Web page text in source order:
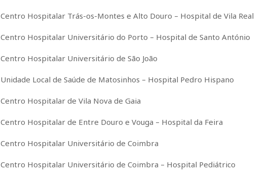
Centro Hospitalar Trás-os-Montes e Alto Douro – Hospital de Vila Real
Centro Hospitalar Universitário do Porto – Hospital de Santo António
Centro Hospitalar Universitário de São João
Unidade Local de Saúde de Matosinhos – Hospital Pedro Hispano
Centro Hospitalar de Vila Nova de Gaia
Centro Hospitalar de Entre Douro e Vouga – Hospital da Feira
Centro Hospitalar Universitário de Coimbra
Centro Hospitalar Universitário de Coimbra – Hospital Pediátrico